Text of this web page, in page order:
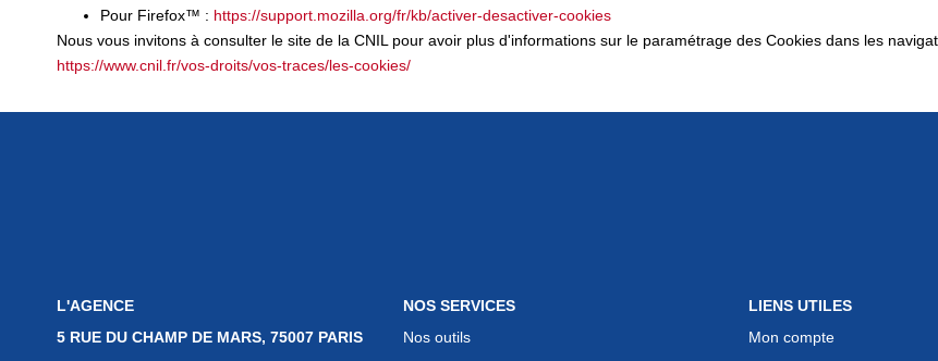
Pour Firefox™ : https://support.mozilla.org/fr/kb/activer-desactiver-cookies
Nous vous invitons à consulter le site de la CNIL pour avoir plus d'informations sur le paramétrage des Cookies dans les
https://www.cnil.fr/vos-droits/vos-traces/les-cookies/
L'AGENCE
5 RUE DU CHAMP DE MARS, 75007 PARIS
NOS SERVICES
Nos outils
LIENS UTILES
Mon compte